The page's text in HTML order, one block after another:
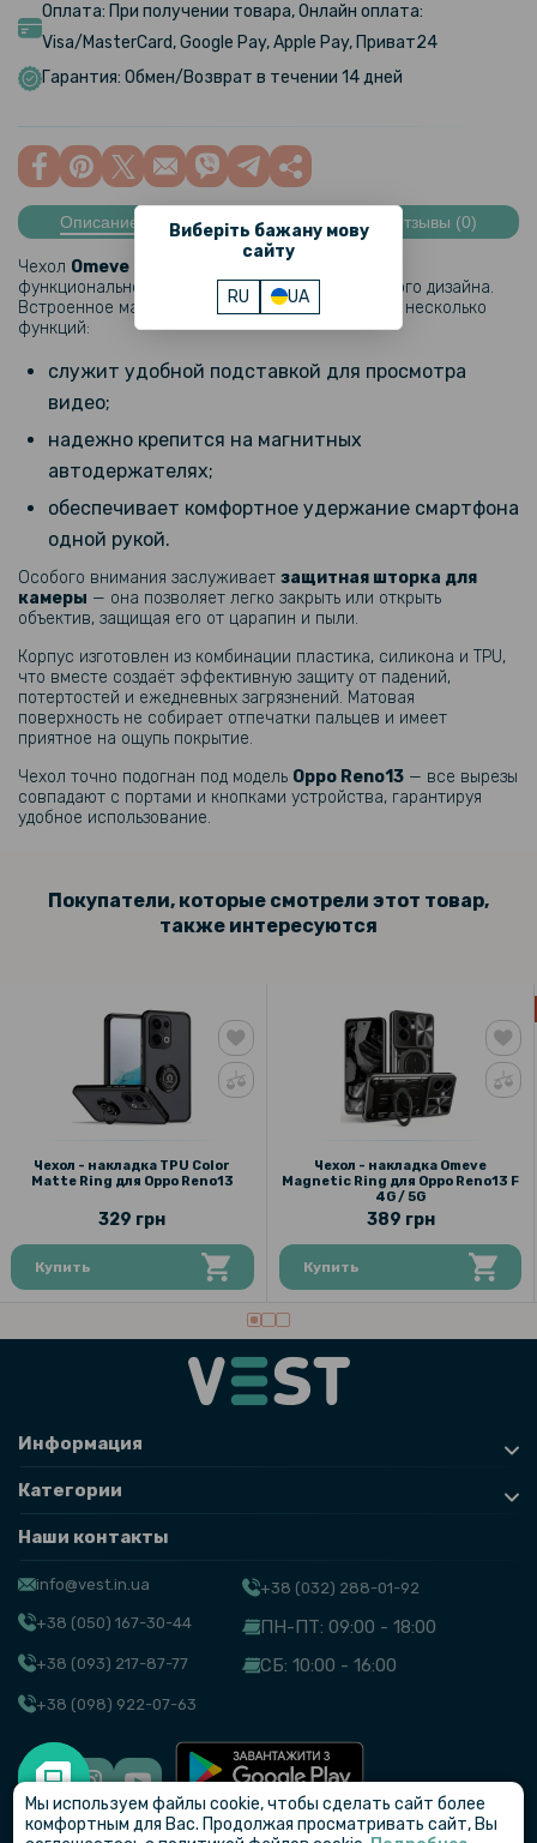
Виберіть бажану мову
сайту
RU UA
135 грн
169 грн
камеру
239 грн
299 грн
Гидрогелевая пленка iNobi Matte для Oppo Reno13 5G, Матовая
319 грн
(Антишпион)
239 грн
299 грн
Гидрогелевая пленка iNobi Matte для Oppo Reno13 5G на заднюю
169 грн
199 грн
Защитное стекло Privacy Screen для Oppo Reno13 5G, Black
149 грн
103 грн
129 грн
339 грн
399 грн
Адаптер Magnetic Type-C 120W угловой 90 градусов, White
319 грн
Противоударная гидрогелевая пленка Privacy HD Glossy для Oppo
Reno13 5G (Антишпион, глянцевая)
Оплата: При получении товара, Онлайн оплата:
Visa/MasterCard, Google Pay, Apple Pay, Приват24
Гарантия: Обмен/Возврат в течении 14 дней
Описание Характеристики Отзывы (0)
Чехол Omeve Magnetic Ring
— это сочетание
функциональности, безопасности и современного дизайна.
Встроенное магнитное кольцо выполняет сразу несколько
функций:
служит удобной подставкой для просмотра
видео;
надежно крепится на магнитных
автодержателях;
обеспечивает комфортное удержание смартфона
одной рукой.
Особого внимания заслуживает защитная шторка для
камеры — она позволяет легко закрыть или открыть
объектив, защищая его от царапин и пыли.
Корпус изготовлен из комбинации пластика, силикона и TPU,
что вместе создаёт эффективную защиту от падений,
потертостей и ежедневных загрязнений. Матовая
поверхность не собирает отпечатки пальцев и имеет
приятное на ощупь покрытие.
Чехол точно подогнан под модель Oppo Reno13 — все вырезы
совпадают с портами и кнопками устройства, гарантируя
удобное использование.
Покупатели, которые смотрели этот товар,
также интересуются
Чехол - накладка TPU Color
Matte Ring для Oppo Reno13
329 грн
Купить
Чехол - накладка Omeve
Magnetic Ring для Oppo Reno13 F
4G / 5G
389 грн
Купить
Информация
Категории
Наши контакты
info@vest.in.ua
+38 (050) 167-30-44
+38 (093) 217-87-77
+38 (098) 922-07-63
+38 (032) 288-01-92
ПН-ПТ: 09:00 - 18:00
СБ: 10:00 - 16:00
© VEST
Мы используем файлы cookie, чтобы сделать сайт более
комфортным для Вас. Продолжая просматривать сайт, Вы